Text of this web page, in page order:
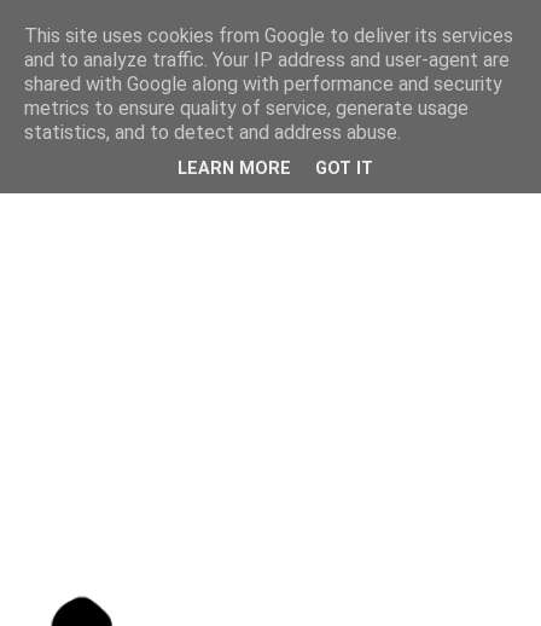
This site uses cookies from Google to deliver its services
and to analyze traffic. Your IP address and user-agent are
shared with Google along with performance and security
metrics to ensure quality of service, generate usage
statistics, and to detect and address abuse.
LEARN MORE GOT IT